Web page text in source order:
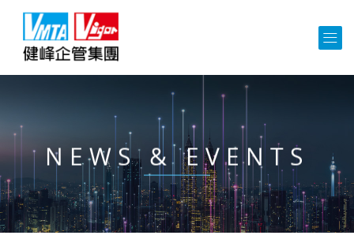
NEWS & EVENTS